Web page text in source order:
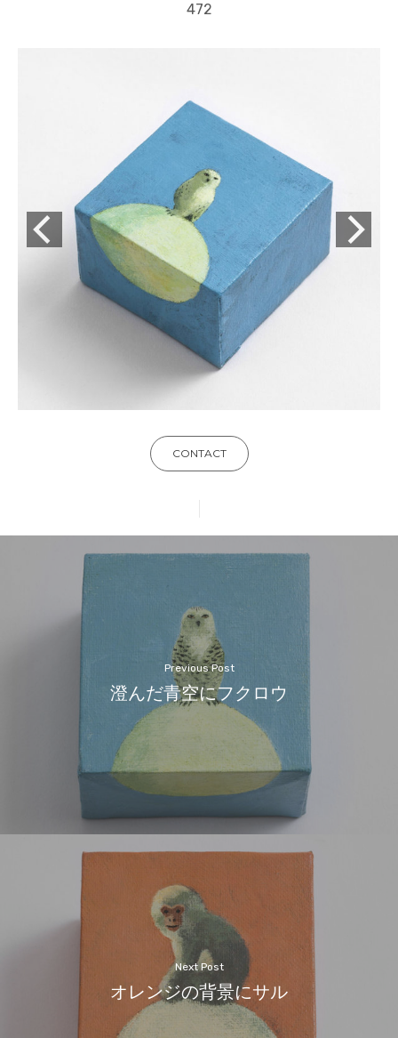
472
CONTACT
Previous Post
澄んだ青空にフクロウ
Next Post
オレンジの背景にサル